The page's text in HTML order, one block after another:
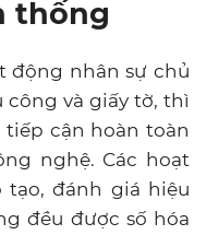
thống
động nhân sự chủ
và giấy tờ, thì
tiếp cận hoàn toàn
nghệ. Các hoạt
đánh giá hiệu
đều được số hóa